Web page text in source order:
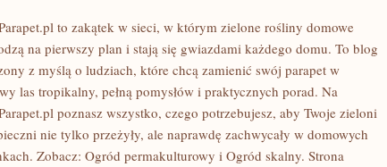
to zakątek w sieci, w którym zielone rośliny domowe
na pierwszy plan i stają się gwiazdami każdego domu. To blog
z myślą o ludziach, które chcą zamienić swój parapet w
las tropikalny, pełną pomysłów i praktycznych porad. Na
poznasz wszystko, czego potrzebujesz, aby Twoje zieloni
nie tylko przeżyły, ale naprawdę zachwycały w domowych
Zobacz: Ogród permakulturowy i Ogród skalny. Strona